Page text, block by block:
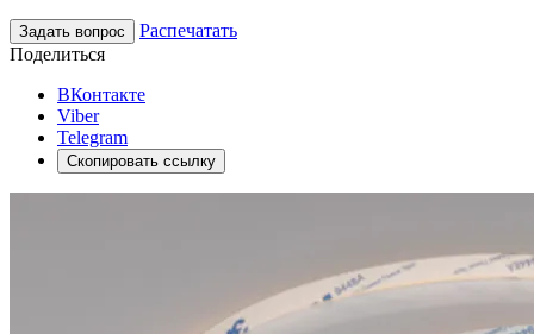
Задать вопрос
Распечатать
Поделиться
ВКонтакте
Viber
Telegram
Скопировать ссылку